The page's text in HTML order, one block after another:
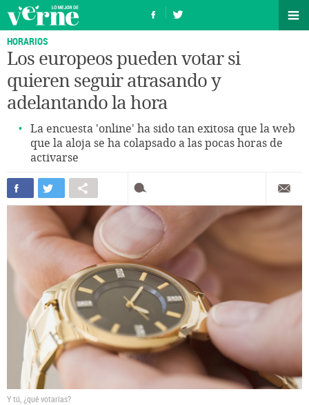
HORARIOS
Los europeos pueden votar si
quieren seguir atrasando y
adelantando la hora
La encuesta 'online' ha sido tan exitosa que la web
que la aloja se ha colapsado a las pocas horas de
activarse
Y tú, ¿qué votarías?